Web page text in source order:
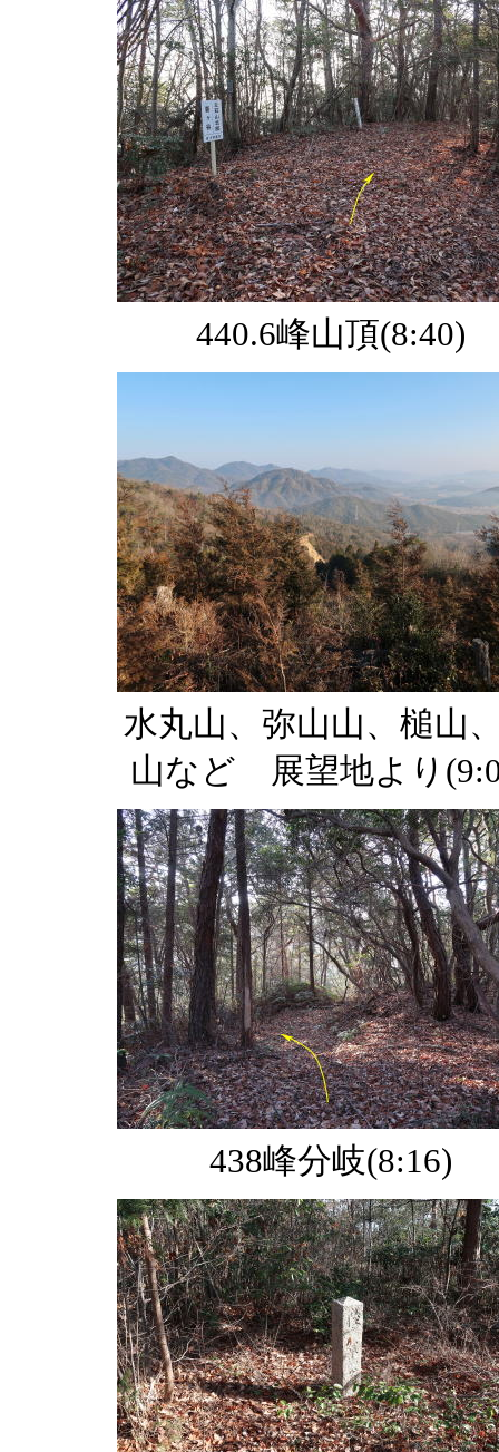
440.6峰山頂(8:40)
水丸山、弥山山、槌山
山など 展望地より
438峰分岐(8:16)